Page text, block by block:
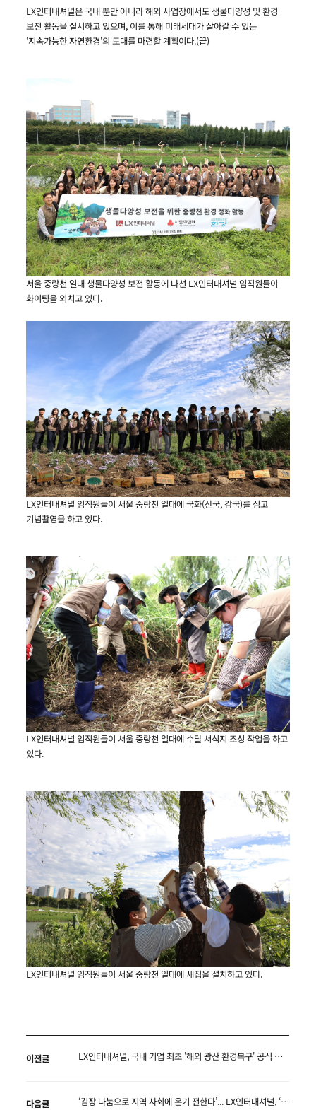
LX인터내셔널은 국내 뿐만 아니라 해외 사업장에서도 생물다양성 및 환경
보전 활동을 실시하고 있으며, 이를 통해 미래세대가 살아갈 수 있는
'지속가능한 자연환경'의 토대를 마련할 계획이다.(끝)
서울 중랑천 일대 생물다양성 보전 활동에 나선 LX인터내셔널 임직원들이
화이팅을 외치고 있다.
LX인터내셔널 임직원들이 서울 중랑천 일대에 국화(산국, 감국)를 심고
기념촬영을 하고 있다.
LX인터내셔널 임직원들이 서울 중랑천 일대에 수달 서식지 조성 작업을 하고
있다.
LX인터내셔널 임직원들이 서울 중랑천 일대에 새집을 설치하고 있다.
이전글 LX인터내셔널, 국내 기업 최초 '해외 광산 환경복구' 공식 인증
다음글 ‘김장 나눔으로 지역 사회에 온기 전한다’... LX인터내셔널, ‘사랑의 김장 나눔’ 봉사활동 펼쳐